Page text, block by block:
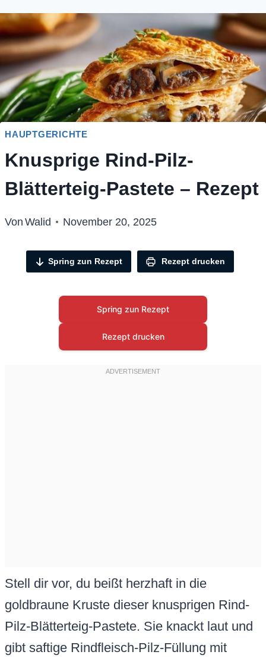
HAUPTGERICHTE
Knusprige Rind-Pilz-
Blätterteig-Pastete – Rezept
Von Walid November 20, 2025
Spring zun Rezept Rezept drucken
Spring zun Rezept
Rezept drucken
Stell dir vor, du beißt herzhaft in die
goldbraune Kruste dieser knusprigen Rind-
Pilz-Blätterteig-Pastete. Sie knackt laut und
gibt saftige Rindfleisch-Pilz-Füllung mit